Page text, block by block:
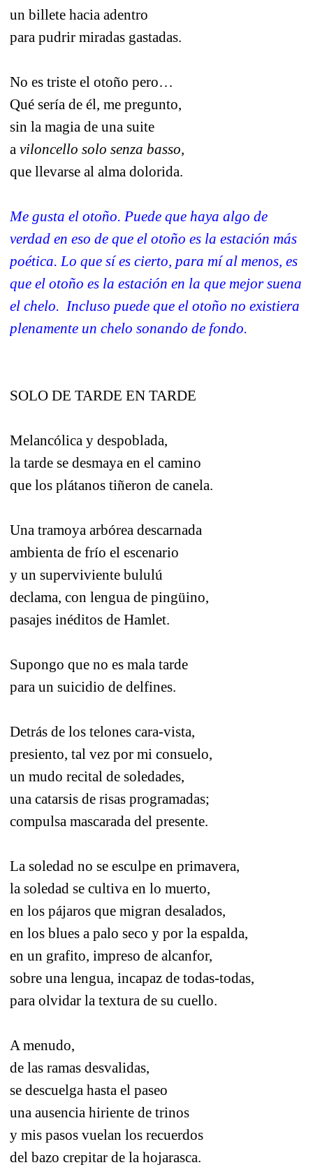
un billete hacia adentro
para pudrir miradas gastadas.
No es triste el otoño pero…
Qué sería de él, me pregunto,
sin la magia de una suite
a viloncello solo senza basso,
que llevarse al alma dolorida.
Me gusta el otoño. Puede que haya algo de
verdad en eso de que el otoño es la estación más
poética. Lo que sí es cierto, para mí al menos, es
que el otoño es la estación en la que mejor suena
el chelo. Incluso puede que el otoño no existiera
plenamente un chelo sonando de fondo.
SOLO DE TARDE EN TARDE
Melancólica y despoblada,
la tarde se desmaya en el camino
que los plátanos tiñeron de canela.
Una tramoya arbórea descarnada
ambienta de frío el escenario
y un superviviente bululú
declama, con lengua de pingüino,
pasajes inéditos de Hamlet.
Supongo que no es mala tarde
para un suicidio de delfines.
Detrás de los telones cara-vista,
presiento, tal vez por mi consuelo,
un mudo recital de soledades,
una catarsis de risas programadas;
compulsa mascarada del presente.
La soledad no se esculpe en primavera,
la soledad se cultiva en lo muerto,
en los pájaros que migran desalados,
en los blues a palo seco y por la espalda,
en un grafito, impreso de alcanfor,
sobre una lengua, incapaz de todas-todas,
para olvidar la textura de su cuello.
A menudo,
de las ramas desvalidas,
se descuelga hasta el paseo
una ausencia hiriente de trinos
y mis pasos vuelan los recuerdos
del bazo crepitar de la hojarasca.